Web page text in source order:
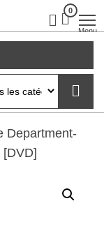
0
Menu
Department-